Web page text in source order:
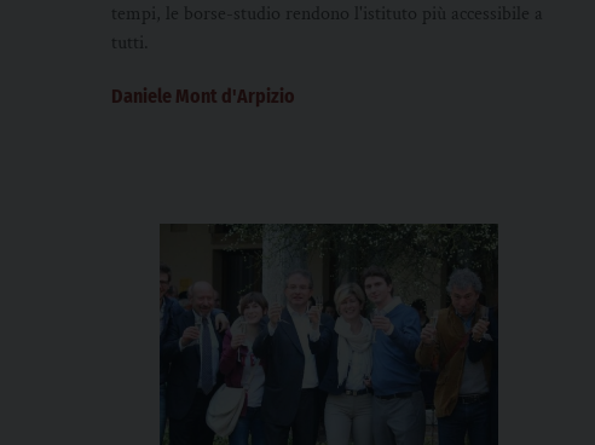
tempi, le borse-studio rendono l'istituto più accessibile a
tutti.
Daniele Mont d'Arpizio